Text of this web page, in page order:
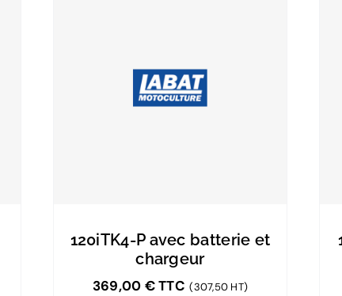
120iTK4-P avec batterie et
chargeur
369,00 €TTC (307,50 HT)